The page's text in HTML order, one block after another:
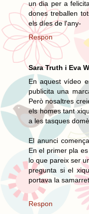
un dia per a
dones treballen
els díes de l'any-
Respon
Sara Truth i Eva
En aquest vídeo
publicita una
Però nosaltres
els homes tant
a les tasques
El anunci
En el primer pla
lo que pareix ser
pregunta si el
portava la
Respon